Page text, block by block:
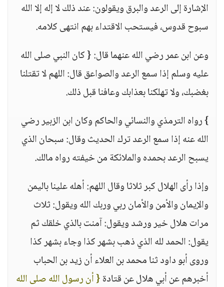
الإشارة إلى الرعد والبرق ويقولون: عند ذلك لا إله إلا الله
سبوح قدوس، فيستحب الاقتداء بهم انتهى كلامه.
وعن ابن عمر رضي الله عنهما قال: { كان النبي صلى الله
عليه وسلم إذا سمع الرعد والصواعق قال: اللهم لا تقتلنا
بغضبك، ولا تهلكنا بعذابك وعافنا قبل ذلك.
} رواه الترمذي والنسائي والحاكم وكان ابن الزبير رضي
الله عنه إذا سمع الرعد ترك الحديث وقال: سبحان الذي
يسبح الرعد بحمده والملائكة من خيفته رواه مالك.
وإذا رأى الهلال كبر ثلاثا وقال اللهم: أهله علينا باليمن
والإيمان والأمن والأمان ربي وربك الله ويقول: ثلاث
مرات هلال خير ورشد ويقول: آمنت بالذي خلقك ثم
يقول: الحمد لله الذي ذهب بشهر كذا وجاء بشهر كذا
وروى أبو داود ثنا محمد بن العلاء أن زيد بن الحباب
أخبرهم عن أبي هلال عن قتادة{ أن رسول الله صلى الله